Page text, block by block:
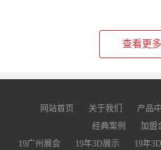
查看更
网站首页 关于我们 产品
经典案例
加盟
19广州展会
19年3D展示 19年